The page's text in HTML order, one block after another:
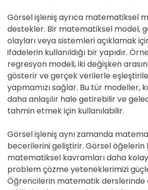
Görsel işleniş ayrıca matematiksel
destekler. Bir matematiksel model,
olayları veya sistemleri açıklamak
ifadelerin kullanıldığı bir yapıdır.
regresyon modeli, iki değişken
gösterir ve gerçek verilerle
yapmamızı sağlar. Bu tür modeller,
daha anlaşılır hale getirebilir ve
tahmin etmek için kullanılabilir.
Görsel işleniş aynı zamanda
becerilerini geliştirir. Görsel öğelerin
matematiksel kavramları daha
problem çözme yeteneklerimizi
Öğrencilerin matematik derslerinde